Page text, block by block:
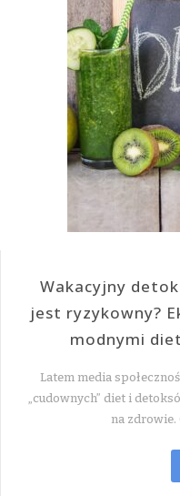
Wakacyjny
jest ryzykowny?
modnymi
Latem media
„cudownych” diet i
na zdrowie.